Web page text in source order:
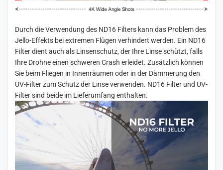
Durch die Verwendung des ND16 Filters kann das Problem des
Jello-Effekts bei extremen Flügen verhindert werden. Ein ND16
Filter dient auch als Linsenschutz, der Ihre Linse schützt, falls
Ihre Drohne einen schweren Crash erleidet. Zusätzlich können
Sie beim Fliegen in Innenräumen oder in der Dämmerung den
UV-Filter zum Schutz der Linse verwenden. ND16 Filter und UV-
Filter sind beide im Lieferumfang enthalten.